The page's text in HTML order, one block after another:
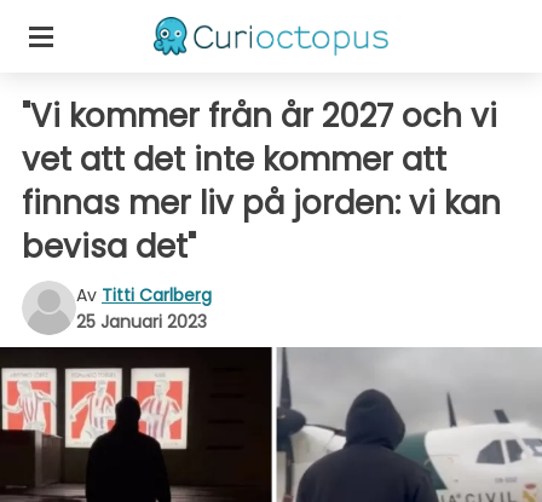
"Vi kommer från år 2027 och vi
vet att det inte kommer att
finnas mer liv på jorden: vi kan
bevisa det"
Av Titti Carlberg
25 Januari 2023